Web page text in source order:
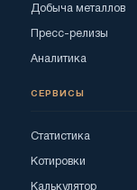
Добыча металлов
Пресс-релизы
Аналитика
СЕРВИСЫ
Статистика
Котировки
Калькулятор